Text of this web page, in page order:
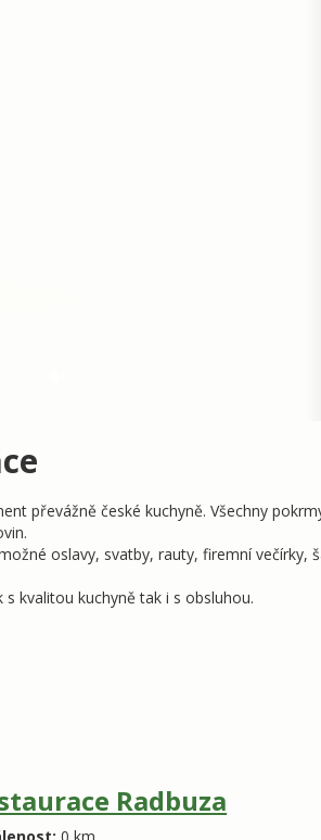
převážně české kuchyně. Všechny
oslavy, svatby, rauty, firemní večírky,
kvalitou kuchyně tak i s obsluhou.
Radbuza
0 km